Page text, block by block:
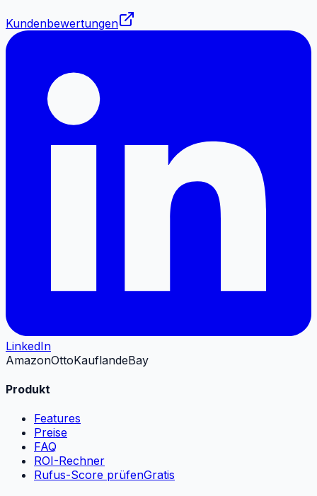
Kundenbewertungen
LinkedIn
AmazonOttoKauflandeBay
Produkt
Features
Preise
FAQ
ROI-Rechner
Rufus-Score prüfenGratis